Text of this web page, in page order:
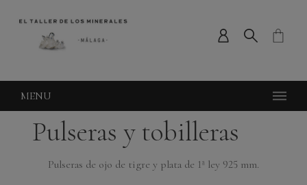
MENU
Pulseras y tobilleras
Pulseras de ojo de tigre y plata de 1ª ley 925 mm.